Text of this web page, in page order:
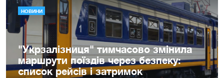
НОВИНИ
"Укрзалізниця" тимчасово змінила
маршрути поїздів через безпеку:
список рейсів і затримок